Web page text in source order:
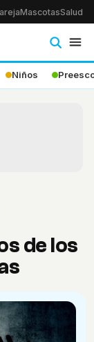
MascotasSalud
Niños
de los